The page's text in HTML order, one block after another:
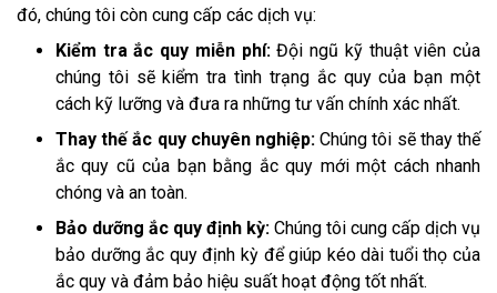
đó, chúng tôi còn cung cấp các dịch vụ:
Kiểm tra ắc quy miễn phí:Đội ngũ kỹ thuật viên của
chúng tôi sẽ kiểm tra tình trạng ắc quy của bạn một
cách kỹ lưỡng và đưa ra những tư vấn chính xác nhất.
Thay thế ắc quy chuyên nghiệp: Chúng tôi sẽ thay thế
ắc quy cũ của bạn bằng ắc quy mới một cách nhanh
chóng và an toàn.
Bảo dưỡng ắc quy định kỳ: Chúng tôi cung cấp dịch vụ
bảo dưỡng ắc quy định kỳ để giúp kéo dài tuổi thọ của
ắc quy và đảm bảo hiệu suất hoạt động tốt nhất.